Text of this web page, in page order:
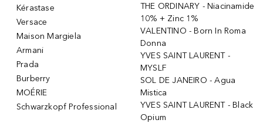
Kérastase
Versace
Maison Margiela
Armani
Prada
Burberry
MOÉRIE
Schwarzkopf Professional
THE ORDINARY - Niacinamide
10% + Zinc 1%
VALENTINO - Born In Roma
Donna
YVES SAINT LAURENT -
MYSLF
SOL DE JANEIRO - Agua
Mistica
YVES SAINT LAURENT - Black
Opium